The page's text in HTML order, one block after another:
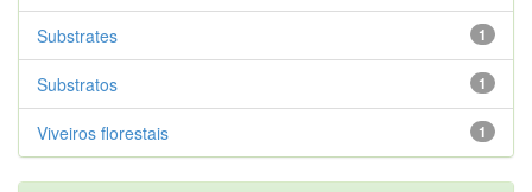
1
Substrates
1
Substratos
1
Viveiros florestais